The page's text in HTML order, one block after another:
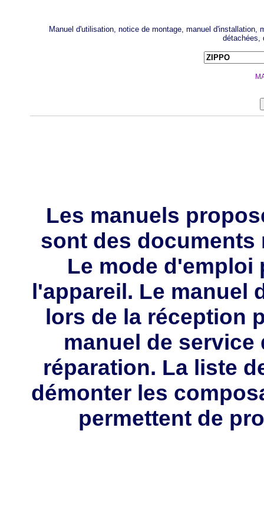
Manuel d'utilisation, notice de montage, manuel
détachées,
Les manuels
sont des documents
Le mode d'emploi
l'appareil. Le manuel
lors de la réception
manuel de
réparation. La liste
démonter les
permettent de